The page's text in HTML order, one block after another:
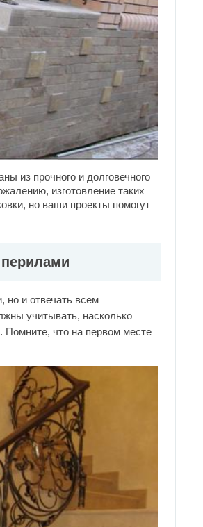
из прочного и долговечного
изготовление таких
но ваши проекты помогут
и отвечать всем
учитывать, насколько
что на первом месте